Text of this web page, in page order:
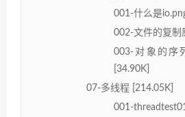
001-什么是
002-文件的复制
003-对象的序
[34.90K]
07-多线程 [214.05K]
001-